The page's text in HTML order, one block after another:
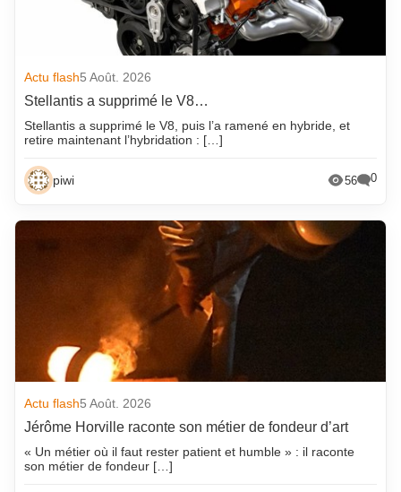
Actu flash5 Août. 2026
Stellantis a supprimé le V8…
Stellantis a supprimé le V8, puis l’a ramené en hybride, et
retire maintenant l’hybridation : […]
piwi 56 0
Actu flash5 Août. 2026
Jérôme Horville raconte son métier de fondeur d’art
« Un métier où il faut rester patient et humble » : il raconte
son métier de fondeur […]